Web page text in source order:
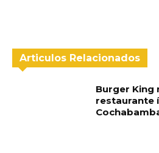
Articulos Relacionados
Burger King
restaurante